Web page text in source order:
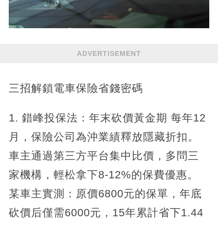
ADVERTISEMENT
三招解鎖電車保險省錢密碼
1. 錯峰投保法：年末砍價黃金期 每年12
月，保險公司為沖業績釋放隱藏折扣。
車主通過第三方平台集中比價，多問三
家機構，輕松拿下8-12%的保費優惠。
某車主實測：原價6800元的保單，年底
砍價后僅需6000元，15年累計省下1.44